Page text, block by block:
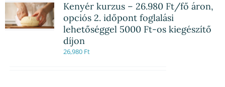
Kenyér kurzus – 26.980 Ft/fő áron,
opciós 2. időpont foglalási
lehetőséggel 5000 Ft-os kiegészítő
díjon
26,980 Ft